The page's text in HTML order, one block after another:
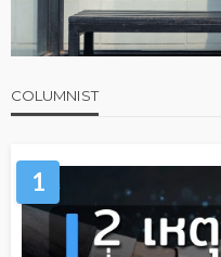
COLUMNIST
1